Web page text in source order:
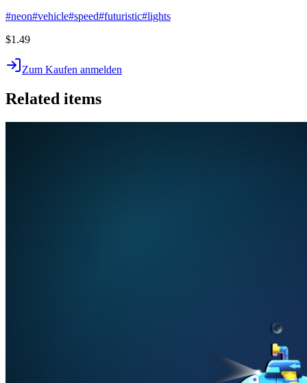
#neon#vehicle#speed#futuristic#lights
$1.49
Zum Kaufen anmelden
Related items